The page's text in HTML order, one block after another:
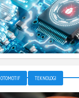
OTOMOTIF TEKNOLOGI